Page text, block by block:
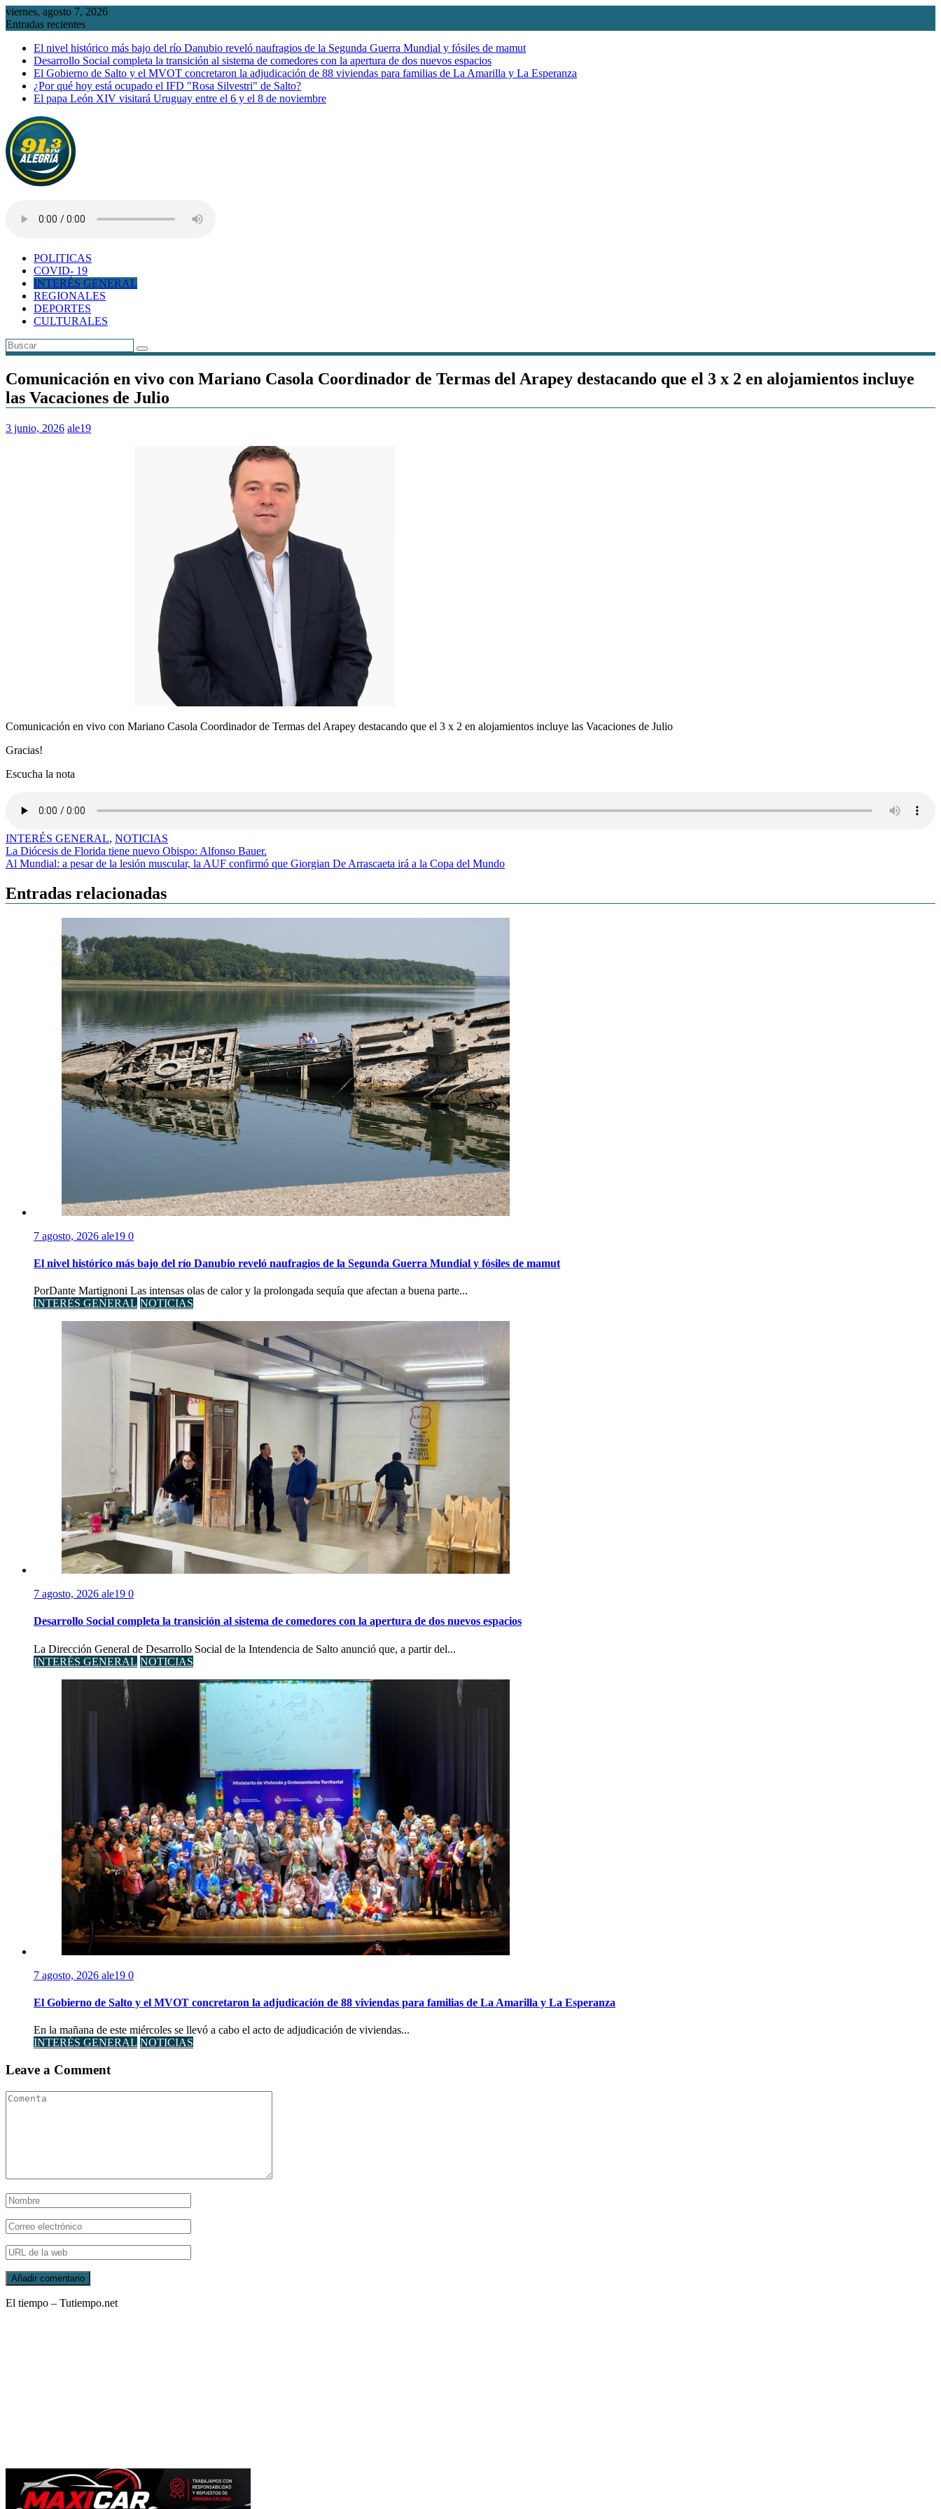
Saltar
al
viernes, agosto 7, 2026
Entradas recientes
El nivel histórico más bajo del río Danubio reveló naufragios de la Segunda Guerra Mundial y fósiles de mamut
Desarrollo Social completa la transición al sistema de comedores con la apertura de dos nuevos espacios
El Gobierno de Salto y el MVOT concretaron la adjudicación de 88 viviendas para familias de La Amarilla y La Esperanza
¿Por qué hoy está ocupado el IFD "Rosa Silvestri" de Salto?
El papa León XIV visitará Uruguay entre el 6 y el 8 de noviembre
POLITICAS
COVID- 19
INTERÉS GENERAL
REGIONALES
DEPORTES
CULTURALES
Comunicación en vivo con Mariano Casola Coordinador de Termas del Arapey destacando que el 3 x 2 en alojamientos incluye
las Vacaciones de Julio
3 junio, 2026 ale19
Comunicación en vivo con Mariano Casola Coordinador de Termas del Arapey destacando que el 3 x 2 en alojamientos incluye las Vacaciones de Julio
Gracias!
Escucha la nota
INTERÉS GENERAL, NOTICIAS
Navegación
de
entradas
La Diócesis de Florida tiene nuevo Obispo: Alfonso Bauer.
Al Mundial: a pesar de la lesión muscular, la AUF confirmó que Giorgian De Arrascaeta irá a la Copa del Mundo
Entradas relacionadas
7 agosto, 2026 ale19 0
El nivel histórico más bajo del río Danubio reveló naufragios de la Segunda Guerra Mundial y fósiles de mamut
PorDante Martignoni Las intensas olas de calor y la prolongada sequía que afectan a buena parte...
INTERÉS GENERAL NOTICIAS
7 agosto, 2026 ale19 0
Desarrollo Social completa la transición al sistema de comedores con la apertura de dos nuevos espacios
La Dirección General de Desarrollo Social de la Intendencia de Salto anunció que, a partir del...
INTERÉS GENERAL NOTICIAS
7 agosto, 2026 ale19 0
El Gobierno de Salto y el MVOT concretaron la adjudicación de 88 viviendas para familias de La Amarilla y La Esperanza
En la mañana de este miércoles se llevó a cabo el acto de adjudicación de viviendas...
INTERÉS GENERAL NOTICIAS
Leave a Comment
El tiempo – Tutiempo.net